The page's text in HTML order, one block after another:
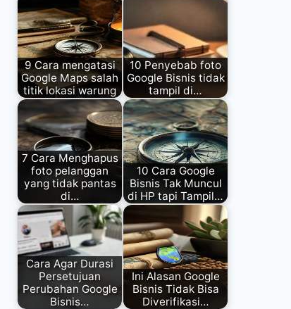
9 Cara mengatasi
Google Maps salah
titik lokasi warung
10 Penyebab foto
Google Bisnis tidak
tampil di…
7 Cara Menghapus
foto pelanggan
yang tidak pantas
di…
10 Cara Google
Bisnis Tak Muncul
di HP tapi Tampil…
Cara Agar Durasi
Persetujuan
Perubahan Google
Bisnis…
Ini Alasan Google
Bisnis Tidak Bisa
Diverifikasi…